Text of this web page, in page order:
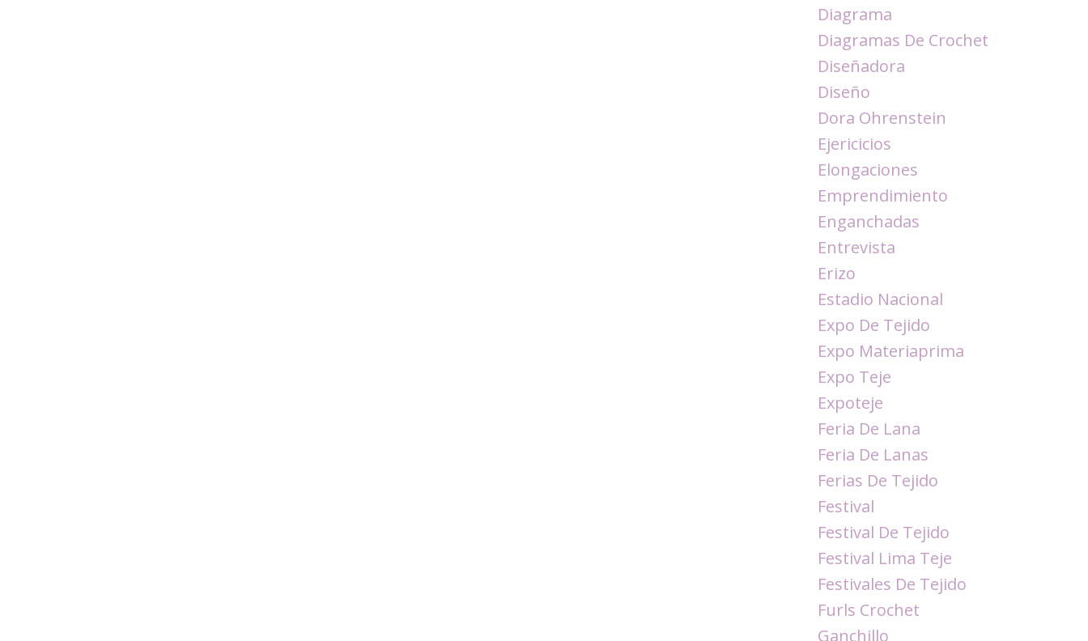
Diagrama
Diagramas De Crochet
Diseñadora
Diseño
Dora Ohrenstein
Ejericicios
Elongaciones
Emprendimiento
Enganchadas
Entrevista
Erizo
Estadio Nacional
Expo De Tejido
Expo Materiaprima
Expo Teje
Expoteje
Feria De Lana
Feria De Lanas
Ferias De Tejido
Festival
Festival De Tejido
Festival Lima Teje
Festivales De Tejido
Furls Crochet
Ganchillo